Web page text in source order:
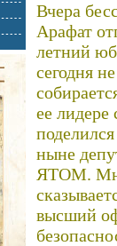
Вчера
Арафат
летний
сегодня
ее
ныне
ЯТОМ.
высший